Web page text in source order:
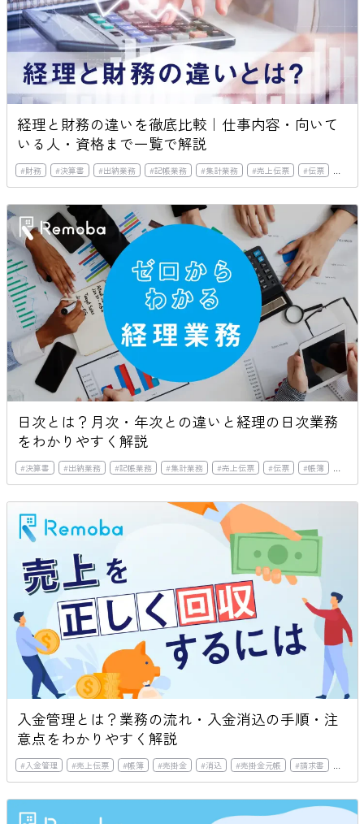
経理と財務の違いを徹底比較｜仕事内容・向いて
いる人・資格まで一覧で解説
#財務 #決算書 #出納業務 #記帳業務 #集計業務 #売上伝票 #伝票 #
日次とは？月次・年次との違いと経理の日次業務
をわかりやすく解説
#決算書 #出納業務 #記帳業務 #集計業務 #売上伝票 #伝票 #帳簿 #
入金管理とは？業務の流れ・入金消込の手順・注
意点をわかりやすく解説
#入金管理 #売上伝票 #帳簿 #売掛金 #消込 #売掛金元帳 #請求書 #